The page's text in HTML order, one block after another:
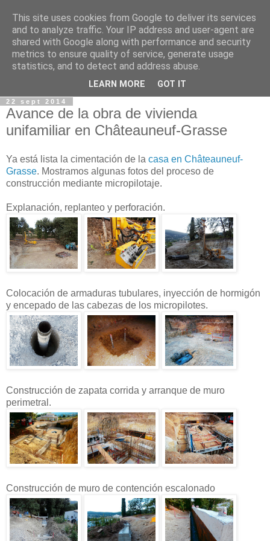
22 sept 2014
Avance de la obra de vivienda
unifamiliar en Châteauneuf-Grasse
Ya está lista la cimentación de la casa en Châteauneuf-
Grasse. Mostramos algunas fotos del proceso de
construcción mediante micropilotaje.
Explanación, replanteo y perforación.
Colocación de armaduras tubulares, inyección de hormigón
y encepado de las cabezas de los micropilotes.
Construcción de zapata corrida y arranque de muro
perimetral.
Construcción de muro de contención escalonado
This site uses cookies from Google to deliver its services
and to analyze traffic. Your IP address and user-agent are
shared with Google along with performance and security
metrics to ensure quality of service, generate usage
statistics, and to detect and address abuse.
LEARN MORE GOT IT